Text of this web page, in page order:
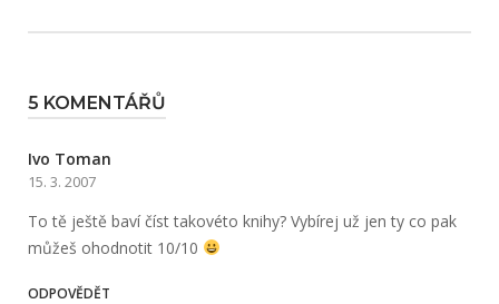
5 KOMENTÁŘŮ
Ivo Toman
15. 3. 2007
To tě ještě baví číst takovéto knihy? Vybírej už jen ty co pak
můžeš ohodnotit 10/10
ODPOVĚDĚT